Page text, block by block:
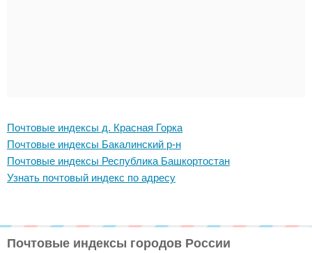
Почтовые индексы д. Красная Горка
Почтовые индексы Бакалинский р-н
Почтовые индексы Республика Башкортостан
Узнать почтовый индекс по адресу
Почтовые индексы городов России